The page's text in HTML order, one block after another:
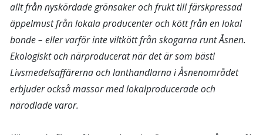
allt från nyskördade grönsaker och frukt till färskpressad
äppelmust från lokala producenter och kött från en lokal
bonde – eller varför inte viltkött från skogarna runt Åsnen.
Ekologiskt och närproducerat när det är som bäst!
Livsmedelsaffärerna och lanthandlarna i Åsnenområdet
erbjuder också massor med lokalproducerade och
närodlade varor.